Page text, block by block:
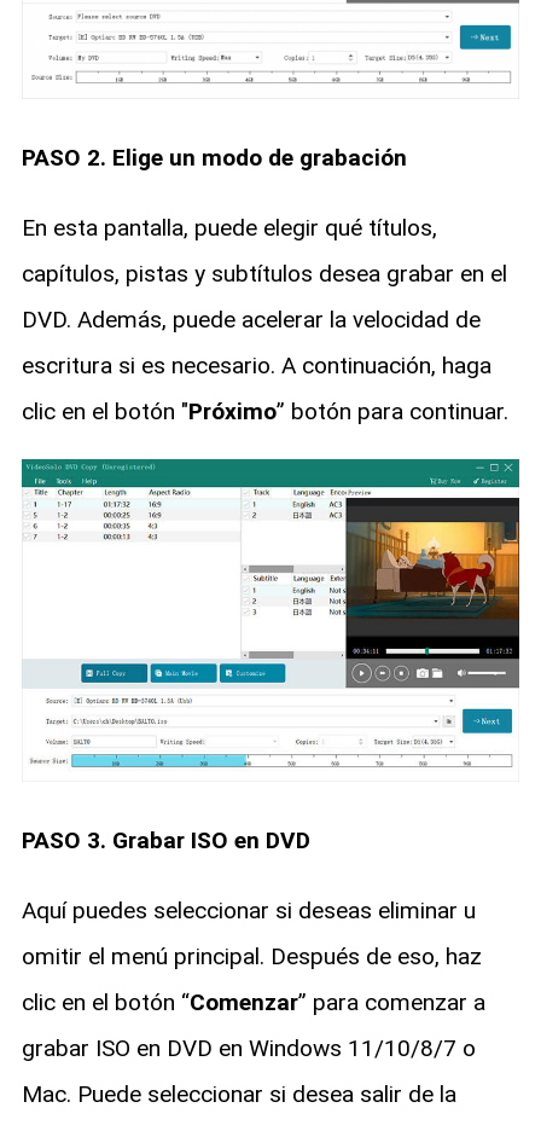
PASO 2. Elige un modo de grabación
En esta pantalla, puede elegir qué títulos,
capítulos, pistas y subtítulos desea grabar en el
DVD. Además, puede acelerar la velocidad de
escritura si es necesario. A continuación, haga
clic en el botón "Próximo” botón para continuar.
PASO 3. Grabar ISO en DVD
Aquí puedes seleccionar si deseas eliminar u
omitir el menú principal. Después de eso, haz
clic en el botón “Comenzar” para comenzar a
grabar ISO en DVD en Windows 11/10/8/7 o
Mac. Puede seleccionar si desea salir de la